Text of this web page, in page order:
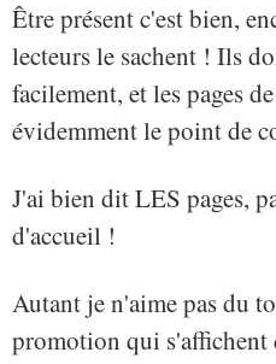
Être présent c'est bien,
lecteurs le sachent ! Ils
facilement, et les pages
évidemment le point de
J'ai bien dit LES pages,
d'accueil !
Autant je n'aime pas du
promotion qui s'affichent